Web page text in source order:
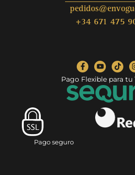
+34 671 475
Pago Flexible para tu
Pago seguro